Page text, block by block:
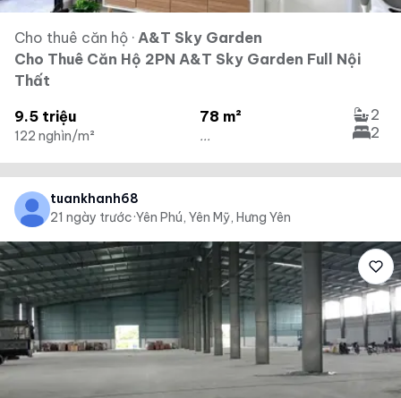
Cho thuê căn hộ · A&T Sky Garden
Cho Thuê Căn Hộ 2PN A&T Sky Garden Full Nội
Thất
9.5 triệu
122 nghìn/m²
78 m²
...
2
2
tuankhanh68
21 ngày trước·Yên Phú, Yên Mỹ, Hưng Yên